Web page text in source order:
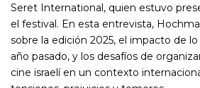
Seret International, quien estuvo
el festival. En esta entrevista,
sobre la edición 2025, el impacto de
año pasado, y los desafíos de
cine israelí en un contexto